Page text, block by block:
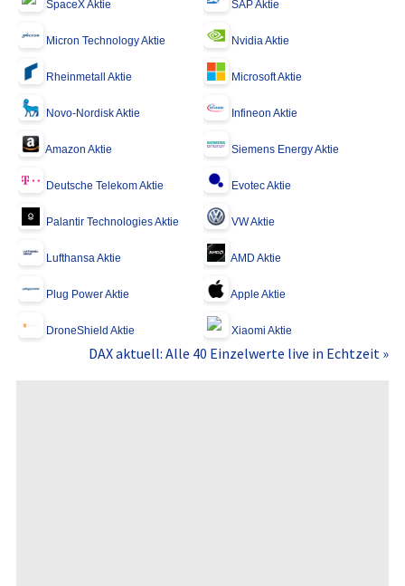
SpaceX Aktie SAP Aktie
Micron Technology Aktie Nvidia Aktie
Rheinmetall Aktie Microsoft Aktie
Novo-Nordisk Aktie Infineon Aktie
Amazon Aktie Siemens Energy Aktie
Deutsche Telekom Aktie Evotec Aktie
Palantir Technologies Aktie VW Aktie
Lufthansa Aktie AMD Aktie
Plug Power Aktie Apple Aktie
DroneShield Aktie Xiaomi Aktie
DAX aktuell: Alle 40 Einzelwerte live in Echtzeit »